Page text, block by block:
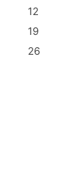
12
19
26